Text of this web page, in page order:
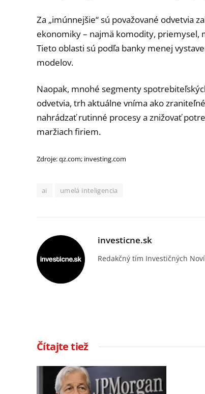
Za „imúnnejšie“ sú považované odvetvia
ekonomiky – najmä komodity, priemysel,
Tieto oblasti sú podľa banky menej
modelov.
Naopak, mnohé segmenty
odvetvia, trh aktuálne vníma ako
nahrádzať rutinné procesy a znižovať
maržiach firiem.
Zdroje: qz.com; investing.com
ai umelá inteligencia
investicne.sk
Redakčný tím Investičných
Čítajte tiež